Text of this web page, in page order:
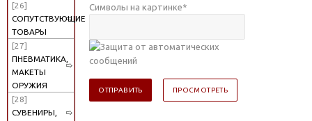
[26]
СОПУТСТВУЮЩИЕ
ТОВАРЫ
[27]
ПНЕВМАТИКА,
МАКЕТЫ
ОРУЖИЯ
[28]
СУВЕНИРЫ,
Символы на картинке*